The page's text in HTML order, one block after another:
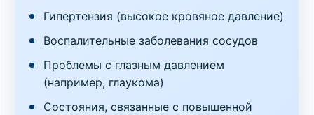
Гипертензия (высокое кровяное давление)
Воспалительные заболевания сосудов
Проблемы с глазным давлением
(например, глаукома)
Состояния, связанные с повышенной